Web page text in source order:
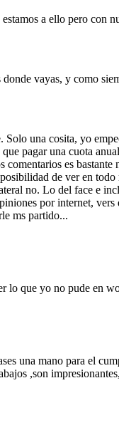
a ello pero con
donde vayas, y como
Solo una cosita, yo
pagar una cuota
es
de ver en
no. Lo del face e
por internet,
ms partido...
lo que yo no pude en
una mano para el
,son